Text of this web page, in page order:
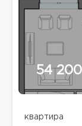
54
квартира